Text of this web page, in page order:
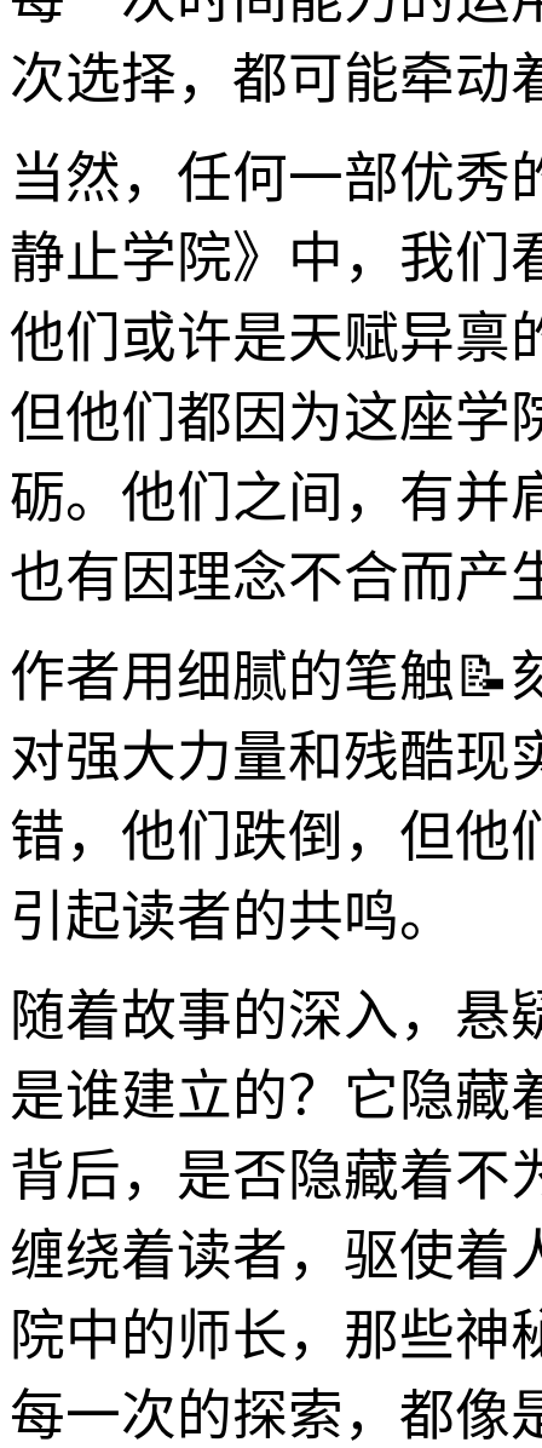
次选择，都可能牵动
当然，任何一部优秀
静止学院》中，我们
他们或许是天赋异禀
但他们都因为这座学
砺。他们之间，有并
也有因理念不合而产
作者用细腻的笔触📝
对强大力量和残酷现
错，他们跌倒，但他
引起读者的共鸣。
随着故事的深入，悬
是谁建立的？它隐藏
背后，是否隐藏着不
缠绕着读者，驱使着
院中的师长，那些神
每一次的探索，都像